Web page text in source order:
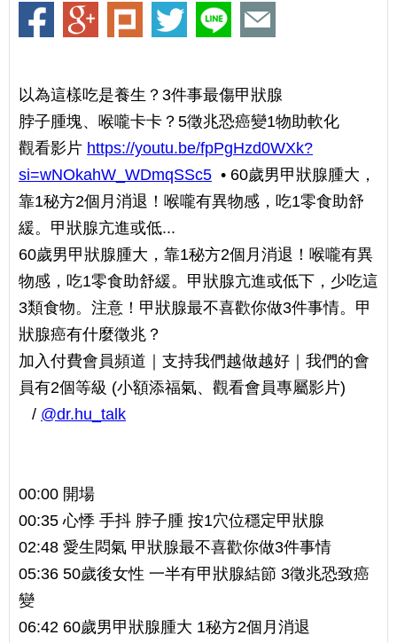
以為這樣吃是養生？3件事最傷甲狀腺
脖子腫塊、喉嚨卡卡？5徵兆恐癌變1物助軟化
觀看影片 https://youtu.be/fpPgHzd0WXk?
si=wNOkahW_WDmqSSc5 • 60歲男甲狀腺腫大，
靠1秘方2個月消退！喉嚨有異物感，吃1零食助舒
緩。甲狀腺亢進或低...
60歲男甲狀腺腫大，靠1秘方2個月消退！喉嚨有異
物感，吃1零食助舒緩。甲狀腺亢進或低下，少吃這
3類食物。注意！甲狀腺最不喜歡你做3件事情。甲
狀腺癌有什麼徵兆？
加入付費會員頻道｜支持我們越做越好｜我們的會
員有2個等級 (小額添福氣、觀看會員專屬影片)
/ @dr.hu_talk
00:00 開場
00:35 心悸 手抖 脖子腫 按1穴位穩定甲狀腺
02:48 愛生悶氣 甲狀腺最不喜歡你做3件事情
05:36 50歲後女性 一半有甲狀腺結節 3徵兆恐致癌
變
06:42 60歲男甲狀腺腫大 1秘方2個月消退